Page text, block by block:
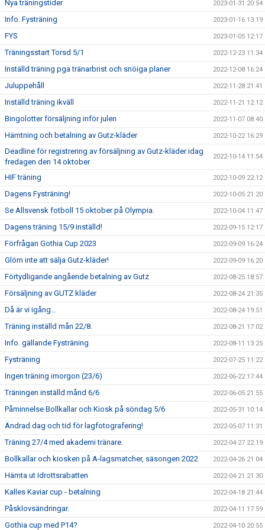
Nya träningstider 2023-01-31 20:54
Info. Fysträning 2023-01-16 13:19
FYS 2023-01-05 12:17
Träningsstart Torsd 5/1 2022-12-23 11:34
Inställd träning pga tränarbrist och snöiga planer 2022-12-08 16:24
Juluppehåll 2022-11-28 21:41
Inställd träning ikväll 2022-11-21 12:12
Bingolotter försäljning inför julen 2022-11-07 08:40
Hämtning och betalning av Gutz-kläder 2022-10-22 16:29
Deadline för registrering av försäljning av Gutz-kläder idag
fredagen den 14 oktober
2022-10-14 11:54
HIF träning 2022-10-09 22:12
Dagens Fysträning! 2022-10-05 21:20
Se Allsvensk fotboll 15 oktober på Olympia. 2022-10-04 11:47
Dagens träning 15/9 inställd! 2022-09-15 12:17
Förfrågan Gothia Cup 2023 2022-09-09 16:24
Glöm inte att sälja Gutz-kläder! 2022-09-09 16:20
Förtydligande angående betalning av Gutz 2022-08-25 18:57
Försäljning av GUTZ kläder 2022-08-24 21:35
Då är vi igång… 2022-08-24 19:51
Träning inställd mån 22/8. 2022-08-21 17:02
Info. gällande Fysträning 2022-08-11 13:25
Fysträning 2022-07-25 11:22
Ingen träning imorgon (23/6) 2022-06-22 17:44
Träningen inställd månd 6/6 2022-06-05 21:55
Påminnelse Bollkallar och Kiosk på söndag 5/6 2022-05-31 10:14
Ändrad dag och tid för lagfotografering! 2022-05-07 11:31
Träning 27/4 med akademi tränare. 2022-04-27 22:19
Bollkallar och kiosken på A-lagsmatcher, säsongen 2022 2022-04-26 21:04
Hämta ut Idrottsrabatten 2022-04-21 21:30
Kalles Kaviar cup - betalning 2022-04-18 21:44
Påsklovsändringar. 2022-04-11 17:59
Gothia cup med P14? 2022-04-10 20:55